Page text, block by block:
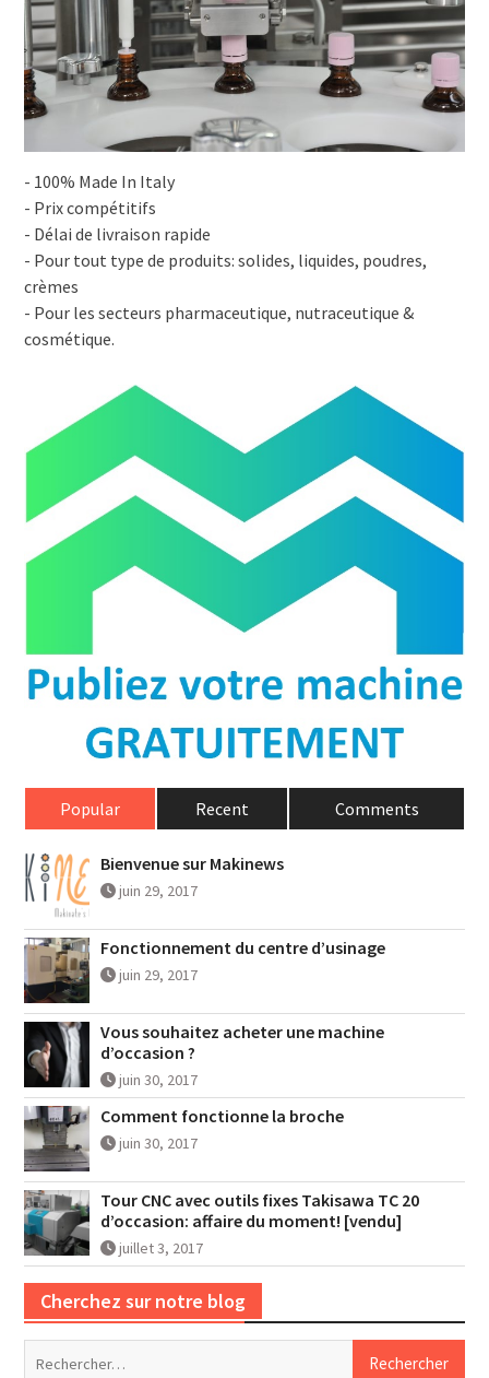
- 100% Made In Italy
- Prix compétitifs
- Délai de livraison rapide
- Pour tout type de produits: solides, liquides, poudres,
crèmes
- Pour les secteurs pharmaceutique, nutraceutique &
cosmétique.
Popular Recent Comments
Bienvenue sur Makinews
juin 29, 2017
Fonctionnement du centre d’usinage
juin 29, 2017
Vous souhaitez acheter une machine
d’occasion ?
juin 30, 2017
Comment fonctionne la broche
juin 30, 2017
Tour CNC avec outils fixes Takisawa TC 20
d’occasion: affaire du moment! [vendu]
juillet 3, 2017
Cherchez sur notre blog